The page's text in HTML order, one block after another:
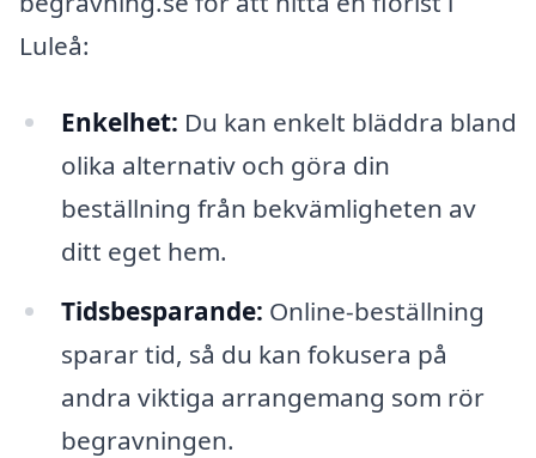
Luleå:
Enkelhet: Du kan enkelt bläddra bland
olika alternativ och göra din
beställning från bekvämligheten av
ditt eget hem.
Tidsbesparande: Online-beställning
sparar tid, så du kan fokusera på
andra viktiga arrangemang som rör
begravningen.